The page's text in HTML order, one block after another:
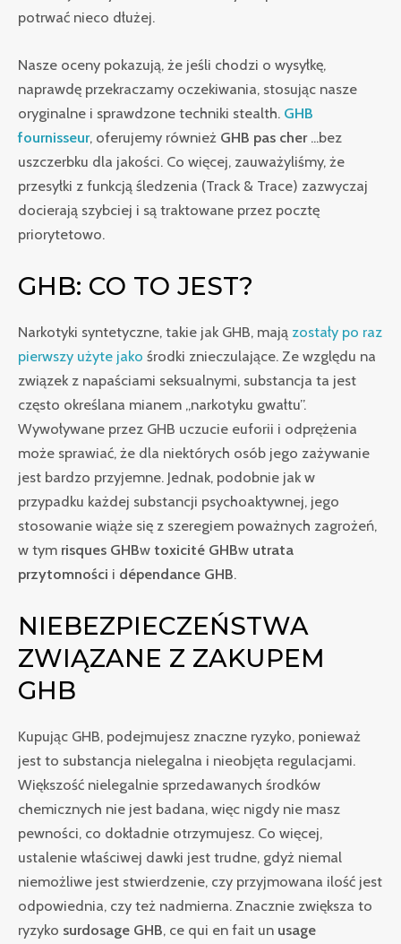
potrwać nieco dłużej.
Nasze oceny pokazują, że jeśli chodzi o wysyłkę,
naprawdę przekraczamy oczekiwania, stosując nasze
oryginalne i sprawdzone techniki stealth. GHB
fournisseur, oferujemy również GHB pas cher...bez
uszczerbku dla jakości. Co więcej, zauważyliśmy, że
przesyłki z funkcją śledzenia (Track & Trace) zazwyczaj
docierają szybciej i są traktowane przez pocztę
priorytetowo.
GHB: CO TO JEST?
Narkotyki syntetyczne, takie jak GHB, mają zostały po raz
pierwszy użyte jako środki znieczulające. Ze względu na
związek z napaściami seksualnymi, substancja ta jest
często określana mianem „narkotyku gwałtu”.
Wywoływane przez GHB uczucie euforii i odprężenia
może sprawiać, że dla niektórych osób jego zażywanie
jest bardzo przyjemne. Jednak, podobnie jak w
przypadku każdej substancji psychoaktywnej, jego
stosowanie wiąże się z szeregiem poważnych zagrożeń,
w tym risques GHBw toxicité GHBw utrata
przytomności i dépendance GHB.
NIEBEZPIECZEŃSTWA
ZWIĄZANE Z ZAKUPEM
GHB
Kupując GHB, podejmujesz znaczne ryzyko, ponieważ
jest to substancja nielegalna i nieobjęta regulacjami.
Większość nielegalnie sprzedawanych środków
chemicznych nie jest badana, więc nigdy nie masz
pewności, co dokładnie otrzymujesz. Co więcej,
ustalenie właściwej dawki jest trudne, gdyż niemal
niemożliwe jest stwierdzenie, czy przyjmowana ilość jest
odpowiednia, czy też nadmierna. Znacznie zwiększa to
ryzyko surdosage GHB, ce qui en fait un usage